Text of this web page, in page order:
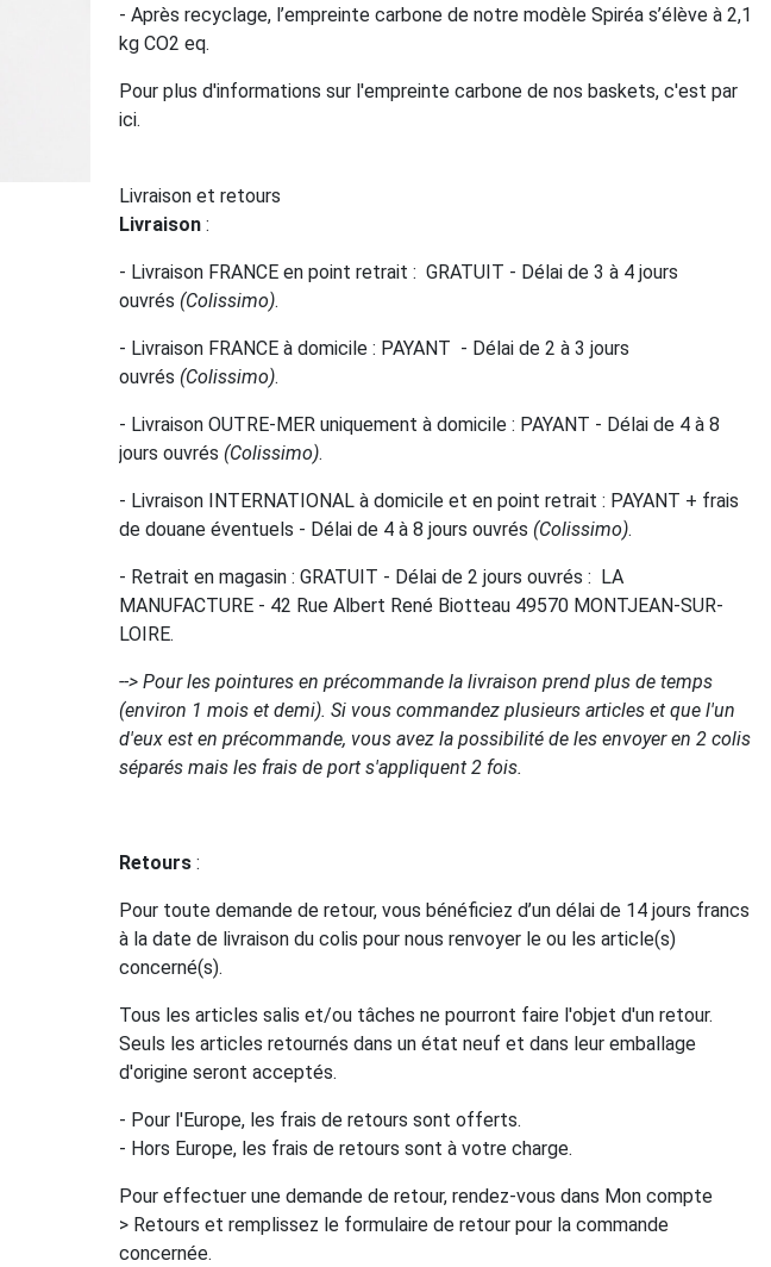
- Après recyclage, l’empreinte carbone de notre modèle Spiréa s’élève à 2,1
kg CO2 eq.
Pour plus d'informations sur l'empreinte carbone de nos baskets, c'est par
ici.
Livraison et retours
Livraison :
- Livraison FRANCE en point retrait : GRATUIT - Délai de 3 à 4 jours
ouvrés (Colissimo).
- Livraison FRANCE à domicile : PAYANT - Délai de 2 à 3 jours
ouvrés (Colissimo).
- Livraison OUTRE-MER uniquement à domicile : PAYANT - Délai de 4 à 8
jours ouvrés (Colissimo).
- Livraison INTERNATIONAL à domicile et en point retrait : PAYANT + frais
de douane éventuels - Délai de 4 à 8 jours ouvrés (Colissimo).
- Retrait en magasin : GRATUIT - Délai de 2 jours ouvrés : LA
MANUFACTURE - 42 Rue Albert René Biotteau 49570 MONTJEAN-SUR-
LOIRE.
--> Pour les pointures en précommande la livraison prend plus de temps
(environ 1 mois et demi). Si vous commandez plusieurs articles et que l'un
d'eux est en précommande, vous avez la possibilité de les envoyer en 2 colis
séparés mais les frais de port s'appliquent 2 fois.
Retours :
Pour toute demande de retour, vous bénéficiez d’un délai de 14 jours francs
à la date de livraison du colis pour nous renvoyer le ou les article(s)
concerné(s).
Tous les articles salis et/ou tâches ne pourront faire l'objet d'un retour.
Seuls les articles retournés dans un état neuf et dans leur emballage
d'origine seront acceptés.
- Pour l'Europe, les frais de retours sont offerts.
- Hors Europe, les frais de retours sont à votre charge.
Pour effectuer une demande de retour, rendez-vous dans Mon compte
> Retours et remplissez le formulaire de retour pour la commande
concernée.